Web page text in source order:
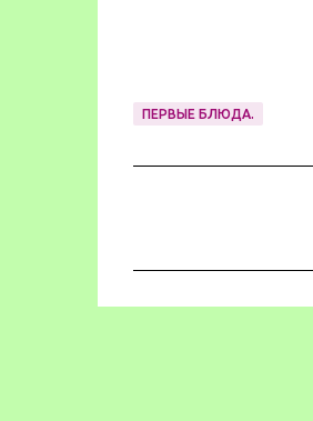
ПЕРВЫЕ БЛЮДА.